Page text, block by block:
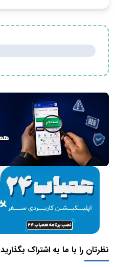
نظرتان را با ما به اشتراک بگذارید